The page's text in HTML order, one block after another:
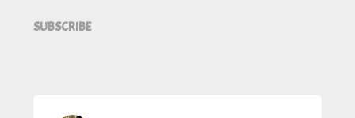
SUBSCRIBE